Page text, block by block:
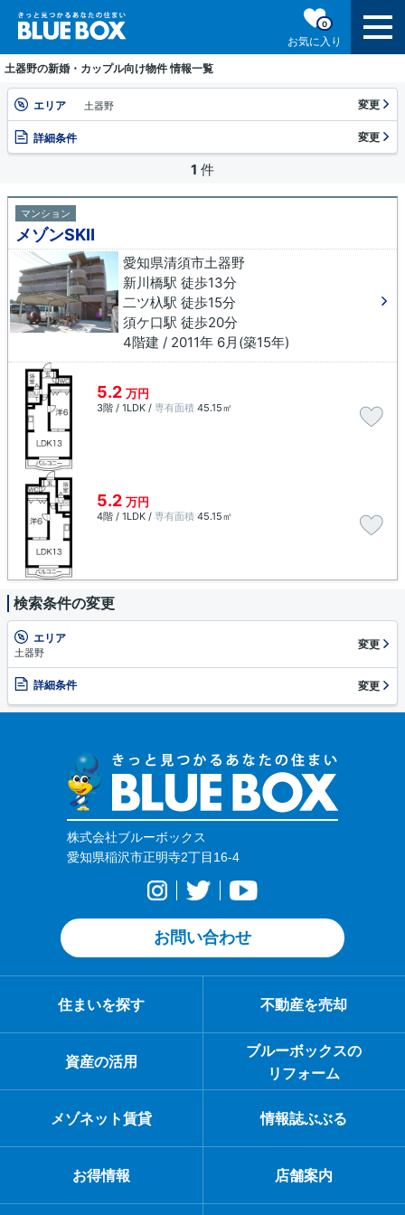
お気に入り
0
土器野の新婚・カップル向け物件 情報一覧
エリア 土器野 変更
詳細条件 変更
1 件
マンション
メゾンSKⅡ
愛知県清須市土器野
新川橋駅 徒歩13分
二ツ杁駅 徒歩15分
須ケ口駅 徒歩20分
4階建 / 2011年 6月(築15年)
5.2 万円
3階 / 1LDK / 専有面積 45.15㎡
5.2 万円
4階 / 1LDK / 専有面積 45.15㎡
検索条件の変更
エリア
土器野
変更
詳細条件 変更
株式会社ブルーボックス
愛知県稲沢市正明寺2丁目16-4
お問い合わせ
住まいを探す 不動産を売却
資産の活用
ブルーボックスの
リフォーム
メゾネット賃貸 情報誌ぶぶる
お得情報 店舗案内